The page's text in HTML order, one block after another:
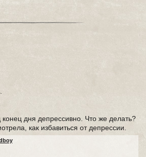
конец дня депрессивно. Что же делать?
как избавиться от депрессии.